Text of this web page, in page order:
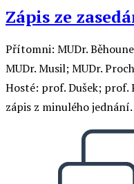
Zápis ze
Přítomni: MUDr.
MUDr. Musil; MUDr.
Hosté: prof. Dušek; prof.
zápis z minulého